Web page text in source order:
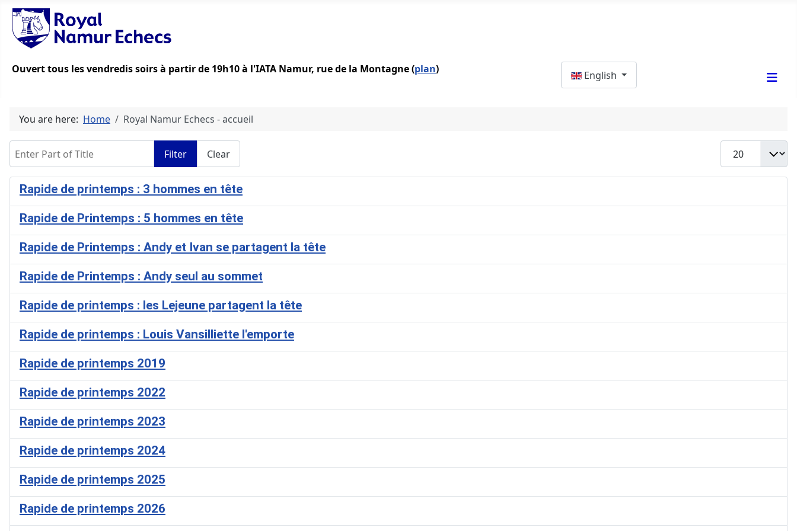
Ouvert tous les vendredis soirs à partir de 19h10 à l'IATA Namur, rue de la Montagne (plan) English
You are here: Home Royal Namur Echecs - accueil
Filter Clear
Rapide de printemps : 3 hommes en tête
Rapide de Printemps : 5 hommes en tête
Rapide de Printemps : Andy et Ivan se partagent la tête
Rapide de Printemps : Andy seul au sommet
Rapide de printemps : les Lejeune partagent la tête
Rapide de printemps : Louis Vansilliette l'emporte
Rapide de printemps 2019
Rapide de printemps 2022
Rapide de printemps 2023
Rapide de printemps 2024
Rapide de printemps 2025
Rapide de printemps 2026